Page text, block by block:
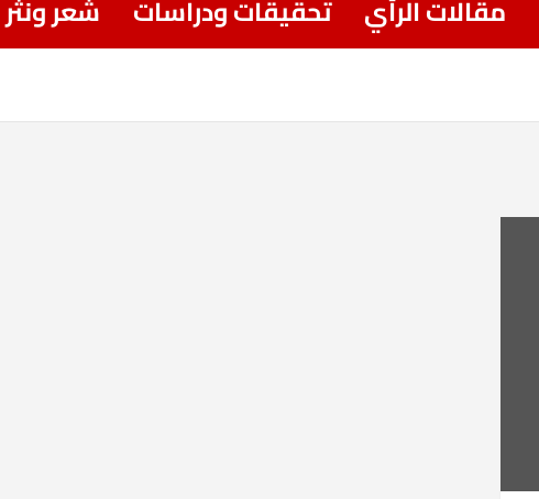
مقالات الرأي تحقيقات ودراسات شعر ونثر